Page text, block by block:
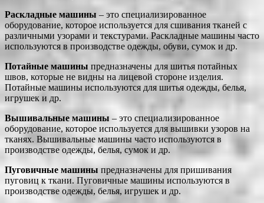
Раскладные машины – это специализированное
оборудование, которое используется для сшивания тканей с
различными узорами и текстурами. Раскладные машины часто
используются в производстве одежды, обуви, сумок и др.
Потайные машины предназначены для шитья потайных
швов, которые не видны на лицевой стороне изделия.
Потайные машины используются для шитья одежды, белья,
игрушек и др.
Вышивальные машины – это специализированное
оборудование, которое используется для вышивки узоров на
тканях. Вышивальные машины часто используются в
производстве одежды, белья, сумок и др.
Пуговичные машины предназначены для пришивания
пуговиц к ткани. Пуговичные машины используются в
производстве одежды, белья, игрушек и др.